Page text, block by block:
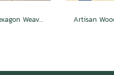
Artisan Wood Floor Hexagon Weave Charm